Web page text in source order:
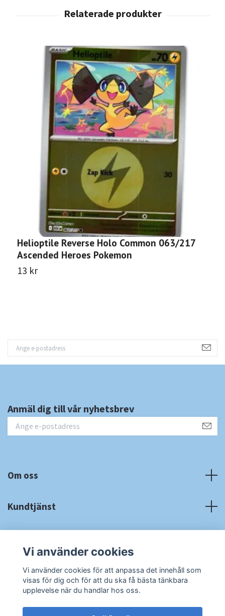
Helioptile Reverse Holo Common 063/217
Ascended Heroes Pokemon
13 kr
Anmäl dig till vår nyhetsbrev
Om oss
Kundtjänst
Sociala medier
Vi använder cookies
Vi använder cookies för att anpassa det innehåll som
visas för dig och för att du ska få bästa tänkbara
upplevelse när du handlar hos oss.